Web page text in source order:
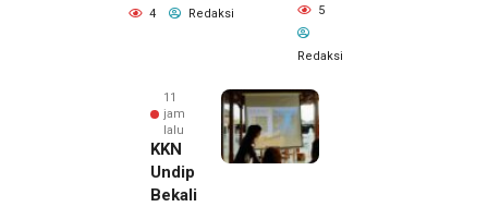
4 Redaksi 5
Redaksi
11
jam
lalu
KKN
Undip
Bekali